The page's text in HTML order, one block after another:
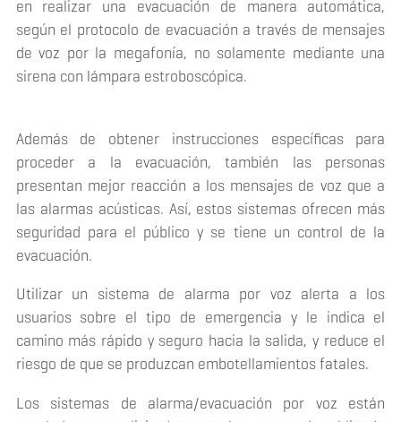
en realizar una evacuación de manera automática,
según el protocolo de evacuación a través de mensajes
de voz por la megafonía, no solamente mediante una
sirena con lámpara estroboscópica.
Además de obtener instrucciones específicas para
proceder a la evacuación, también las personas
presentan mejor reacción a los mensajes de voz que a
las alarmas acústicas. Así, estos sistemas ofrecen más
seguridad para el público y se tiene un control de la
evacuación.
Utilizar un sistema de alarma por voz alerta a los
usuarios sobre el tipo de emergencia y le indica el
camino más rápido y seguro hacia la salida, y reduce el
riesgo de que se produzcan embotellamientos fatales.
Los sistemas de alarma/evacuación por voz están